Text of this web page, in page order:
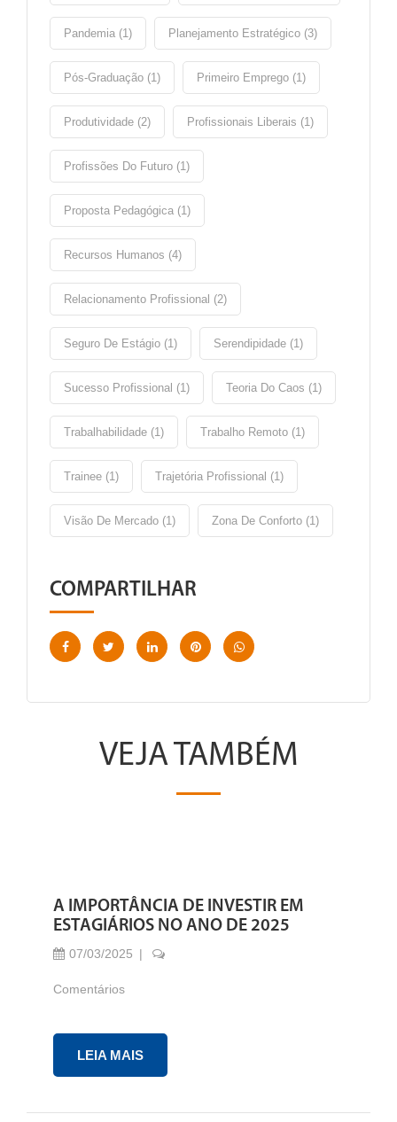
Pandemia (1) Planejamento Estratégico (3)
Pós-Graduação (1) Primeiro Emprego (1)
Produtividade (2) Profissionais Liberais (1)
Profissões Do Futuro (1)
Proposta Pedagógica (1)
Recursos Humanos (4)
Relacionamento Profissional (2)
Seguro De Estágio (1) Serendipidade (1)
Sucesso Profissional (1) Teoria Do Caos (1)
Trabalhabilidade (1) Trabalho Remoto (1)
Trainee (1) Trajetória Profissional (1)
Visão De Mercado (1) Zona De Conforto (1)
COMPARTILHAR
VEJA TAMBÉM
A IMPORTÂNCIA DE INVESTIR EM
ESTAGIÁRIOS NO ANO DE 2025
07/03/2025
Comentários
LEIA MAIS